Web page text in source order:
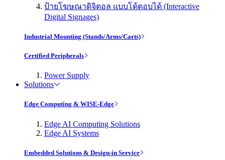
ป้ายโฆษณาดิจิตอล แบบโต้ตอบได้ (Interactive
Digital Signages)
Industrial Mounting (Stands/Arms/Carts)
Certified Peripherals
Power Supply
Solutions
Edge Computing & WISE-Edge
Edge AI Computing Solutions
Edge AI Systems
Embedded Solutions & Design-in Service